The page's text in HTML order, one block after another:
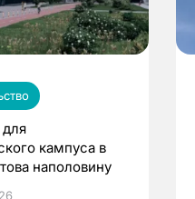
кампуса в
наполовину